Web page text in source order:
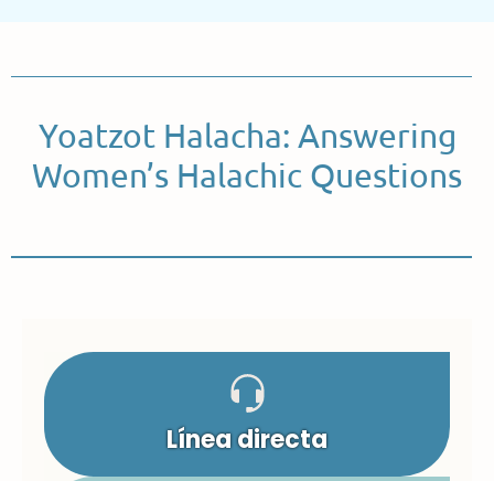
Yoatzot Halacha: Answering
Women’s Halachic Questions
Línea directa